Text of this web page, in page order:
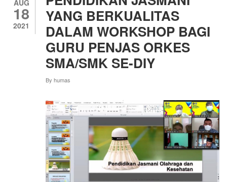
DAN
FPOK
UPI
AUG
18
2021
YANG BERKUALITAS
DALAM WORKSHOP BAGI
GURU PENJAS ORKES
SMA/SMK SE-DIY
By humas